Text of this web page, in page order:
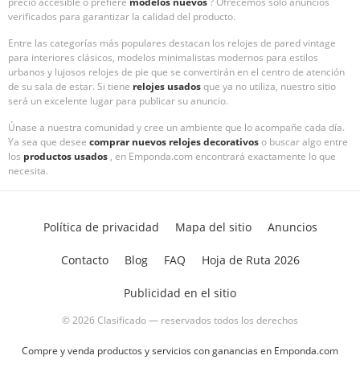
verificados para garantizar la calidad del producto.
Entre las categorías más populares destacan los relojes de pared vintage
para interiores clásicos, modelos minimalistas modernos para estilos
urbanos y lujosos relojes de pie que se convertirán en el centro de atención
de su sala de estar. Si tiene relojes usadosque ya no utiliza, nuestro sitio
será un excelente lugar para publicar su anuncio.
Únase a nuestra comunidad y cree un ambiente que lo acompañe cada día.
Ya sea que desee comprar nuevos relojes decorativoso buscar algo entre
los productos usados , en Emponda.com encontrará exactamente lo que
necesita.
© 2026 Clasificado — reservados todos los derechos
Política de privacidad Mapa del sitio Anuncios
Contacto Blog FAQ Hoja de Ruta 2026
Publicidad en el sitio
Compre y venda productos y servicios con ganancias en Emponda.com